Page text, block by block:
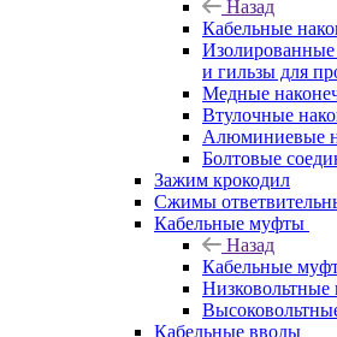
Назад
Кабельные
и гильзы для
Медные
Втулочные
Алюминиевые
Болтовые
Зажим крокодил
Сжимы
Кабельные муфты
Назад
Кабельные
Кабельные вводы